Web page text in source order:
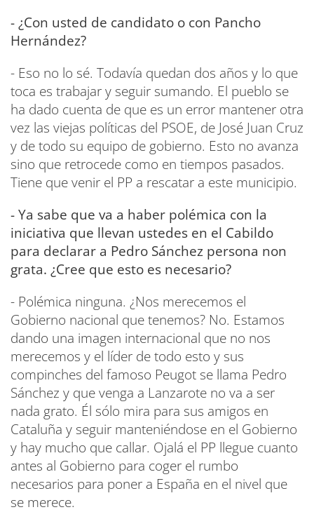
- ¿Con usted de candidato o con Pancho
Hernández?
- Eso no lo sé. Todavía quedan dos años y lo que
toca es trabajar y seguir sumando. El pueblo se
ha dado cuenta de que es un error mantener otra
vez las viejas políticas del PSOE, de José Juan Cruz
y de todo su equipo de gobierno. Esto no avanza
sino que retrocede como en tiempos pasados.
Tiene que venir el PP a rescatar a este municipio.
- Ya sabe que va a haber polémica con la
iniciativa que llevan ustedes en el Cabildo
para declarar a Pedro Sánchez persona non
grata. ¿Cree que esto es necesario?
- Polémica ninguna. ¿Nos merecemos el
Gobierno nacional que tenemos? No. Estamos
dando una imagen internacional que no nos
merecemos y el líder de todo esto y sus
compinches del famoso Peugot se llama Pedro
Sánchez y que venga a Lanzarote no va a ser
nada grato. Él sólo mira para sus amigos en
Cataluña y seguir manteniéndose en el Gobierno
y hay mucho que callar. Ojalá el PP llegue cuanto
antes al Gobierno para coger el rumbo
necesarios para poner a España en el nivel que
se merece.